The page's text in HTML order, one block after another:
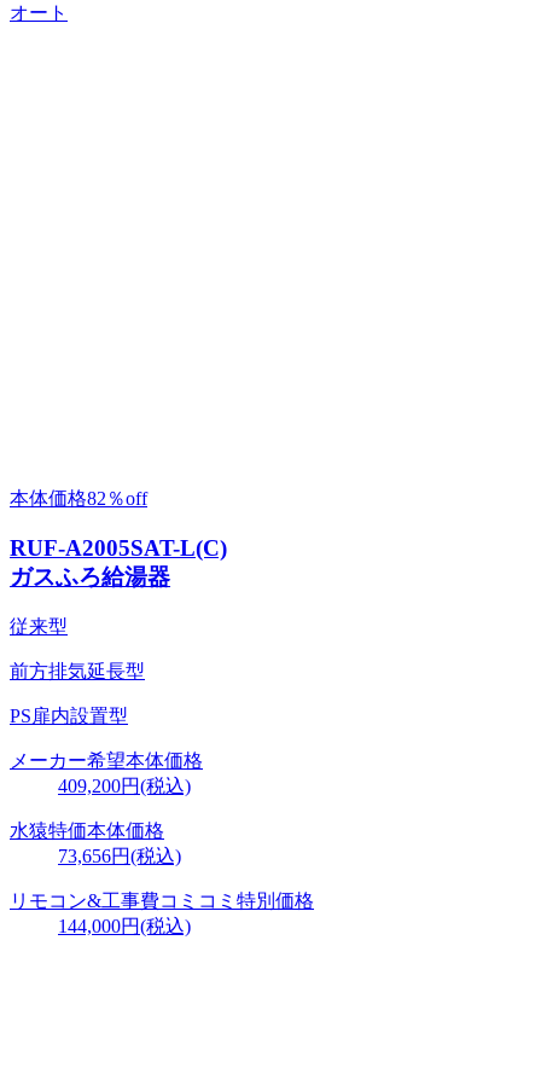
オート
本体価格82％off
RUF-A2005SAT-L(C)
ガスふろ給湯器
従来型
前方排気延長型
PS扉内設置型
メーカー希望本体価格
409,200円(税込)
水猿特価本体価格
73,656円(税込)
リモコン&工事費コミコミ特別価格
144,000円(税込)